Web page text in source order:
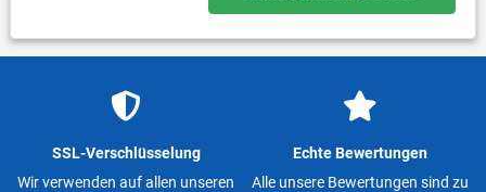
SSL-Verschlüsselung
Wir verwenden auf allen unseren
Echte Bewertungen
Alle unsere Bewertungen sind zu